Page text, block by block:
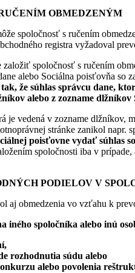
OBMEDZENÝM
spoločnosť s ručením
registra vyžadoval
spoločnosť s ručením
alebo Sociálna poisťovňa so
že súhlas správcu dane,
alebo z zozname
vedená v zozname dlžníkov,
stránke zanikol napr.
poisťovne vydať
spoločnosti iba v
PODIELOV V
aj obmedzenia vo vzťahu k
iného spoločníka alebo inú
rozhodnutia súdu alebo
alebo povolenia